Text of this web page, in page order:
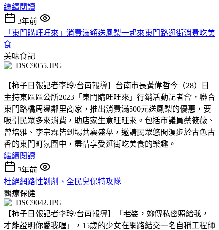
繼續閱讀
3年前
「東門購旺旺來」消費滿額送鳳梨一起來東門路逛街消費吃美
食
美味食記
【柿子日報記者李玲/台南報導】台南市長黃偉哲今（28）日
主持東區區公所2023「東門購旺旺來」行銷活動記者會，聯合
東門路橋周邊鄰里商家，推出消費滿500元送鳳梨的優惠，要
吸引民眾多來消費，助店家生意旺旺來。包括市議員蔡筱薇、
曾培雅、李宗霖皆到場共襄盛舉，邀請民眾悠閒漫步於古色古
香的東門町氛圍中，盡情享受逛街吃美食的樂趣。
繼續閱讀
3年前
杜絕網路性剝削、全民兒保特攻隊
醫療保健
【柿子日報記者李玲/台南報導】「老婆，妳傳私密照給我，
才能證明你愛我喔」，15歲的少女在網路結交一名自稱工程師